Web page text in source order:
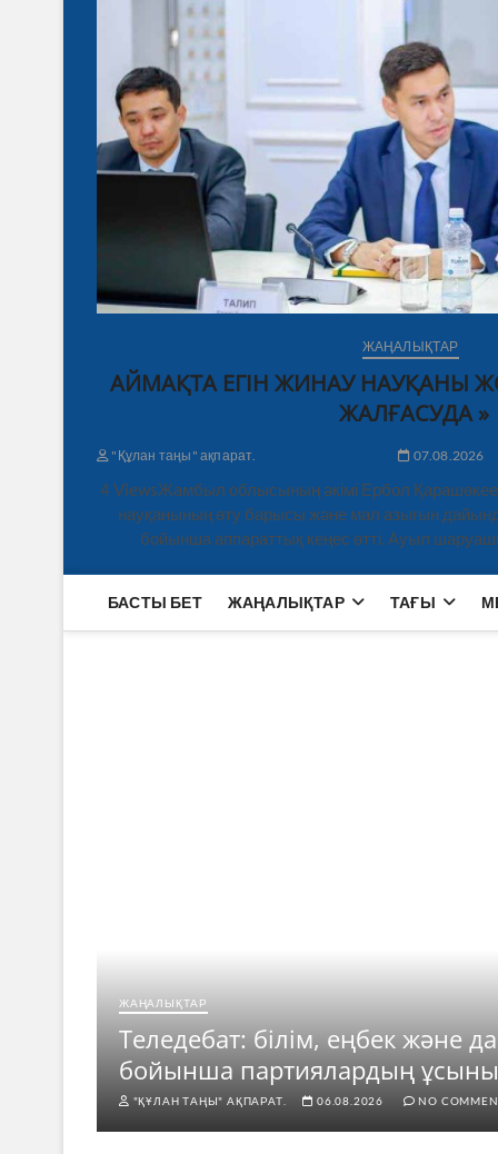
ЖАҢАЛЫҚТАР
АЙМАҚТА ЕГІН ЖИНАУ НАУҚАНЫ
ЖАЛҒАСУДА »
"Құлан таңы" ақпарат. 07.08.2026
4 ViewsЖамбыл облысының әкімі Ербол
науқанының өту барысы және мал азығын
бойынша аппараттық кеңес өтті. Ауыл
БАСТЫ БЕТ ЖАҢАЛЫҚТАР ТАҒЫ
ЖАҢАЛЫҚТАР
Теледебат: білім, еңбек және
бойынша партиялардың
"ҚҰЛАН ТАҢЫ" АҚПАРАТ. 06.08.2026 NO